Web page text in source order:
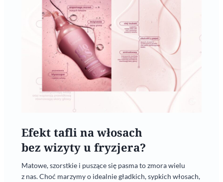
Efekt tafli na włosach
bez wizyty u fryzjera?
Matowe, szorstkie i puszące się pasma to zmora wielu
z nas. Choć marzymy o idealnie gładkich, sypkich włosach,